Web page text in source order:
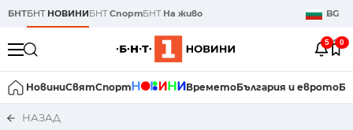
БНТБНТ НОВИНИБНТСпортБНТ На живо BG
5 0
НовиниСвятСпорт ВреметоБългария и еврото
НАЗАД